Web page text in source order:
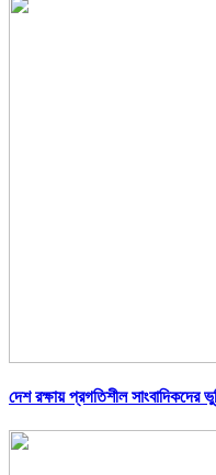
দেশ রক্ষায় প্রগতিশীল সাংবাদিকদের